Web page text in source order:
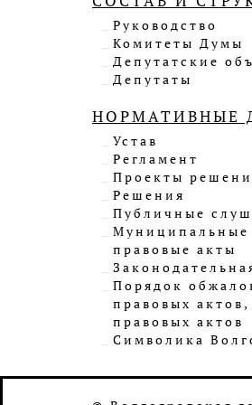
Руководство
Комитеты Думы
Депутатские
Депутаты
НОРМАТИВНЫЕ
Устав
Регламент
Проекты
Решения
Публичные
Муниципальные
правовые акты
Порядок
правовых
правовых актов
Символика